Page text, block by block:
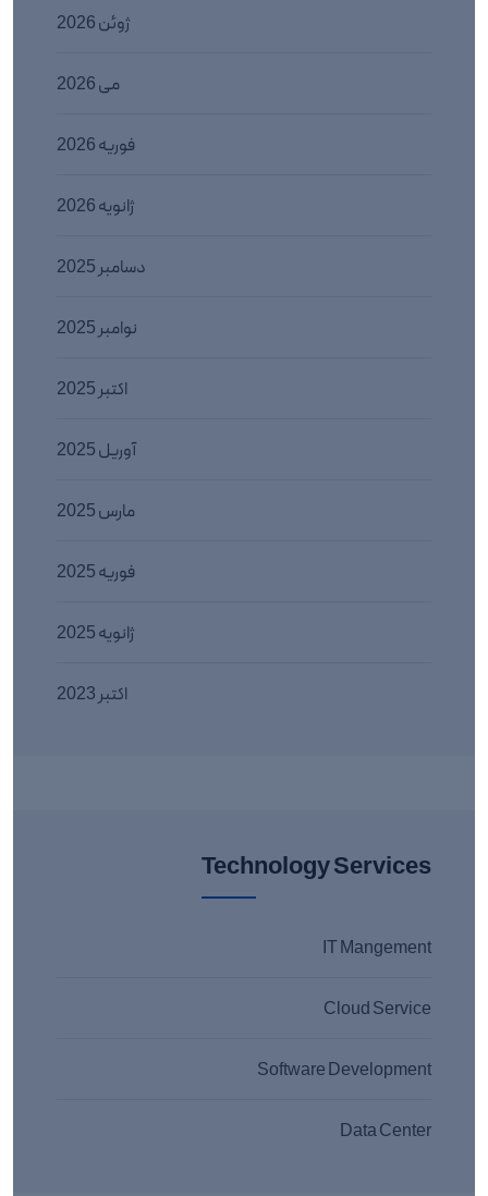
ژوئن 2026
می 2026
فوریه 2026
ژانویه 2026
دسامبر 2025
نوامبر 2025
اکتبر 2025
آوریل 2025
مارس 2025
فوریه 2025
ژانویه 2025
اکتبر 2023
Technology Services
IT Mangement
Cloud Service
Software Development
Data Center